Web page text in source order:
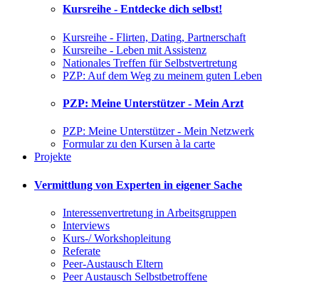
Kursreihe - Entdecke dich selbst!
Kursreihe - Flirten, Dating, Partnerschaft
Kursreihe - Leben mit Assistenz
Nationales Treffen für Selbstvertretung
PZP: Auf dem Weg zu meinem guten Leben
PZP: Meine Unterstützer - Mein Arzt
PZP: Meine Unterstützer - Mein Netzwerk
Formular zu den Kursen à la carte
Projekte
Vermittlung von Experten in eigener Sache
Interessenvertretung in Arbeitsgruppen
Interviews
Kurs-/ Workshopleitung
Referate
Peer-Austausch Eltern
Peer Austausch Selbstbetroffene